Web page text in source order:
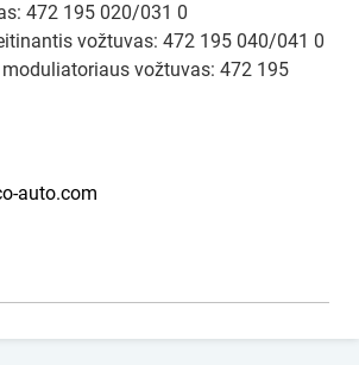
472 195 020/031 0
vožtuvas: 472 195 040/041 0
vožtuvas: 472 195
auto.com